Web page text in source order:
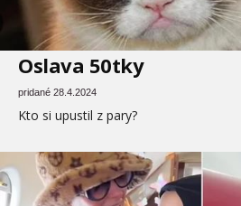
Oslava 50tky
pridané 28.4.2024
Kto si upustil z pary?